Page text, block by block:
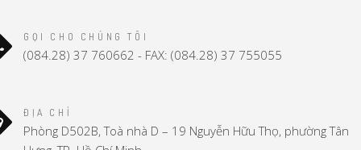
GỌI CHO CHÚNG TÔI
(084.28) 37 760662 - FAX: (084.28) 37 755055
ĐỊA CHỈ
Phòng D502B, Toà nhà D – 19 Nguyễn Hữu Thọ, phường Tân